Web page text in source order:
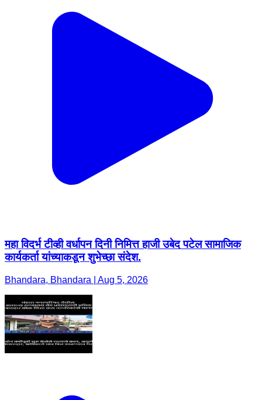
महा विदर्भ टीव्ही वर्धापन दिनी निमित्त हाजी उबेद पटेल सामाजिक
कार्यकर्ता यांच्याकडून शुभेच्छा संदेश.
Bhandara, Bhandara | Aug 5, 2026